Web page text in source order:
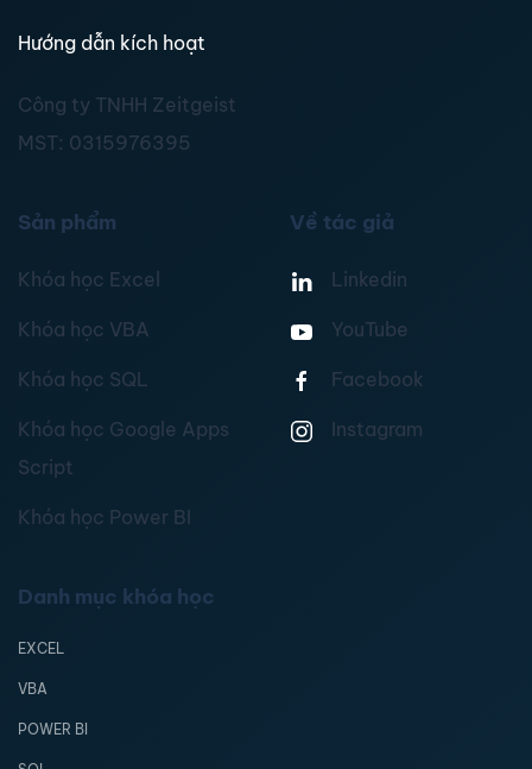
Hướng dẫn kích hoạt
Công ty TNHH Zeitgeist
MST: 0315976395
Sản phẩm
Khóa học Excel
Khóa học VBA
Khóa học SQL
Khóa học Google Apps
Script
Khóa học Power BI
Về tác giả
Linkedin
YouTube
Facebook
Instagram
Danh mục khóa học
EXCEL
VBA
POWER BI